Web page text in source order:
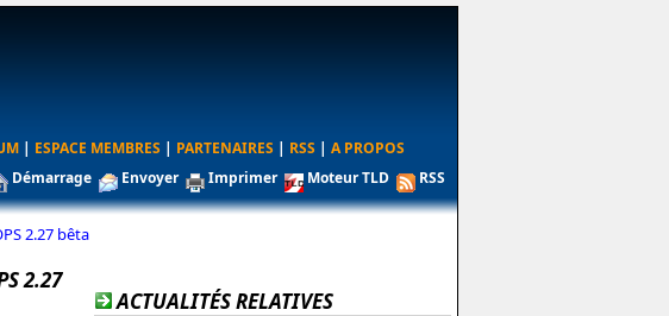
| ESPACE MEMBRES | PARTENAIRES | RSS | A PROPOS
Démarrage Envoyer Imprimer Moteur TLD RSS
2.27 bêta
2.27
ACTUALITÉS RELATIVES